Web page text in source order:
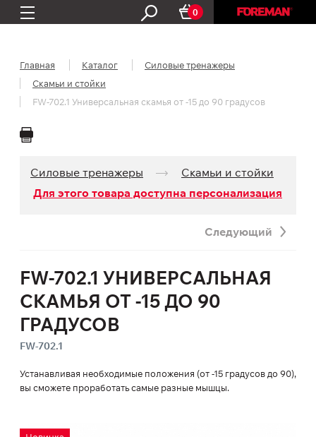
0
Главная Каталог
Силовые тренажеры
Скамьи и стойки
FW-702.1 Универсальная скамья от -15 до 90 градусов
Силовые тренажеры
Скамьи и стойки
Для этого товара доступна персонализация
Следующий
FW-702.1 УНИВЕРСАЛЬНАЯ
СКАМЬЯ ОТ -15 ДО 90
ГРАДУСОВ
FW-702.1
Устанавливая необходимые положения (от -15 градусов до 90),
вы сможете проработать самые разные мышцы.